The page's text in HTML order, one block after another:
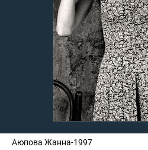
Аюпова Жанна-1997